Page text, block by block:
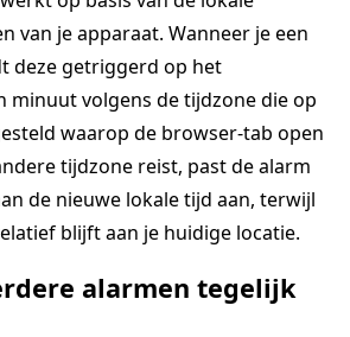
van je apparaat. Wanneer je een
deze getriggerd op het
minuut volgens de tijdzone die op
waarop de browser-tab open
tijdzone reist, past de alarm
de nieuwe lokale tijd aan, terwijl
blijft aan je huidige locatie.
alarmen tegelijk